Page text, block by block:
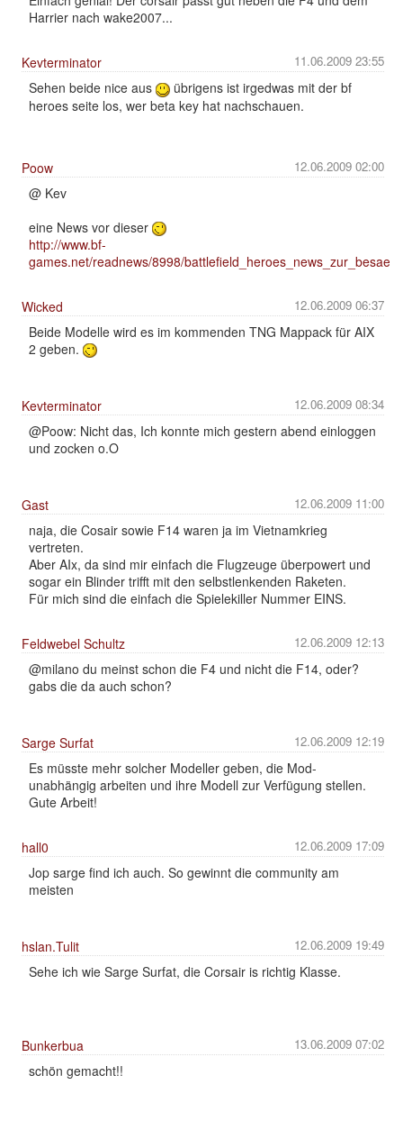
Harrier nach wake2007...
11.06.2009 23:55
Kevterminator
Sehen beide nice aus
übrigens ist irgedwas mit der bf
heroes seite los, wer beta key hat nachschauen.
12.06.2009 02:00
Poow
@ Kev
eine News vor dieser
http://www.bf-
games.net/readnews/8998/
12.06.2009 06:37
Wicked
Beide Modelle wird es im kommenden TNG Mappack für AIX
2 geben.
12.06.2009 08:34
Kevterminator
@Poow: Nicht das, Ich konnte mich gestern abend einloggen
und zocken o.O
12.06.2009 11:00
Gast
naja, die Cosair sowie F14 waren ja im Vietnamkrieg
vertreten.
Aber AIx, da sind mir einfach die Flugzeuge überpowert und
sogar ein Blinder trifft mit den selbstlenkenden Raketen.
Für mich sind die einfach die Spielekiller Nummer EINS.
12.06.2009 12:13
Feldwebel Schultz
@milano du meinst schon die F4 und nicht die F14, oder?
gabs die da auch schon?
12.06.2009 12:19
Sarge Surfat
Es müsste mehr solcher Modeller geben, die Mod-
unabhängig arbeiten und ihre Modell zur Verfügung stellen.
Gute Arbeit!
12.06.2009 17:09
hall0
Jop sarge find ich auch. So gewinnt die community am
meisten
12.06.2009 19:49
hslan.Tulit
Sehe ich wie Sarge Surfat, die Corsair is richtig Klasse.
13.06.2009 07:02
Bunkerbua
schön gemacht!!